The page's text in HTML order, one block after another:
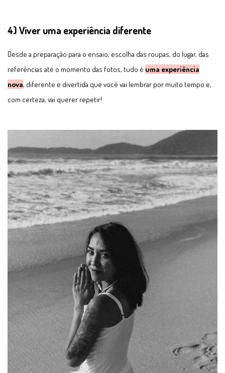
4) Viver uma experiência diferente
Desde a preparação para o ensaio, escolha das roupas, do lugar, das
referências até o momento das fotos, tudo é uma experiência
nova, diferente e divertida que você vai lembrar por muito tempo e,
com certeza, vai querer repetir!